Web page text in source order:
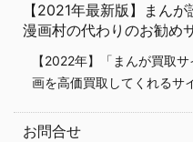
【2021年最新版】まん
漫画村の代わりのお勧め
【2022年】「まんが買取
画を高価買取してくれるサ
お問合せ